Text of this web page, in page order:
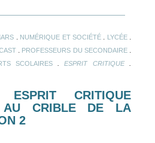
NUMÉRIQUE ET SOCIÉTÉ. LYCÉE.
. PROFESSEURS DU SECONDAIRE.
SCOLAIRES.ESPRIT CRITIQUE.
CRITIQUE
AU CRIBLE DE LA
2